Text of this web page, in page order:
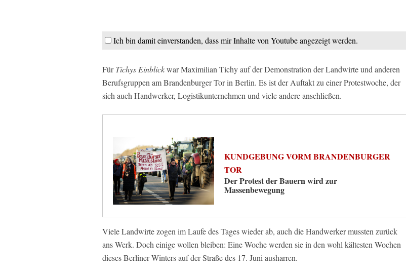
Ich bin damit einverstanden, dass mir Inhalte von Youtube angezeigt werden.
FürTichys Einblickwar Maximilian Tichy auf der Demonstration der Landwirte und anderen
Berufsgruppen am Brandenburger Tor in Berlin. Es ist der Auftakt zu einer Protestwoche, der
sich auch Handwerker, Logistikunternehmen und viele andere anschließen.
KUNDGEBUNG VORM BRANDENBURGER
TOR
Der Protest der Bauern wird zur
Massenbewegung
Viele Landwirte zogen im Laufe des Tages wieder ab, auch die Handwerker mussten zurück
ans Werk. Doch einige wollen bleiben: Eine Woche werden sie in den wohl kältesten Wochen
dieses Berliner Winters auf der Straße des 17. Juni ausharren.